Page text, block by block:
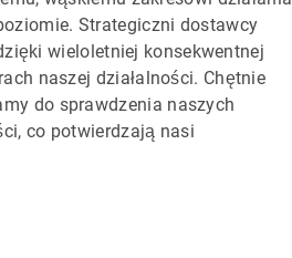
Strategiczni dostawcy
wieloletniej konsekwentnej
naszej działalności. Chętnie
do sprawdzenia naszych
co potwierdzają nasi